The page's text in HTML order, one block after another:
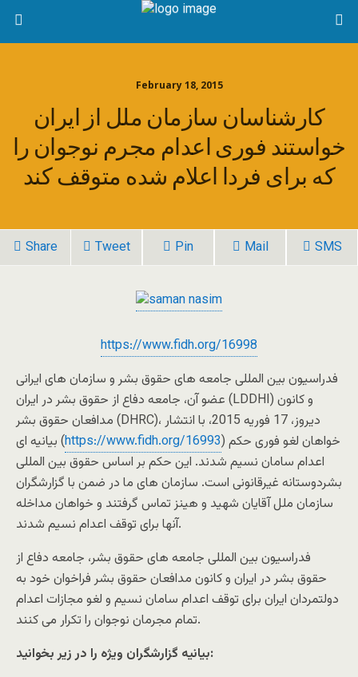
February 18, 2015
کارشناسان سازمان ملل از ایران
خواستند فوری اعدام مجرم نوجوان را
که برای فردا اعلام شده متوقف کند
Share Tweet Pin Mail SMS
https://www.fidh.org/16998
فدراسیون بین المللی جامعه های حقوق بشر و سازمان های ایرانی
عضو آن، جامعه دفاع از حقوق بشر در ایران (LDDHI) و کانون
مدافعان حقوق بشر (DHRC)، دیروز، 17 فوریه 2015، با انتشار
بیانیه ای (https://www.fidh.org/16993) خواهان لغو فوری حکم
اعدام سامان نسیم شدند. این حکم بر اساس حقوق بین المللی
بشردوستانه غیرقانونی است. سازمان های ما در ضمن با گزارشگران
سازمان ملل آقایان شهید و هینز تماس گرفتند و خواهان مداخله
آنها برای توقف اعدام نسیم شدند.
فدراسیون بین المللی جامعه های حقوق بشر، جامعه دفاع از
حقوق بشر در ایران و کانون مدافعان حقوق بشر فراخوان خود به
دولتمردان ایران برای توقف اعدام سامان نسیم و لغو مجازات اعدام
تمام مجرمان نوجوان را تکرار می کنند.
بیانیه گزارشگران ویژه را در زیر بخوانید: